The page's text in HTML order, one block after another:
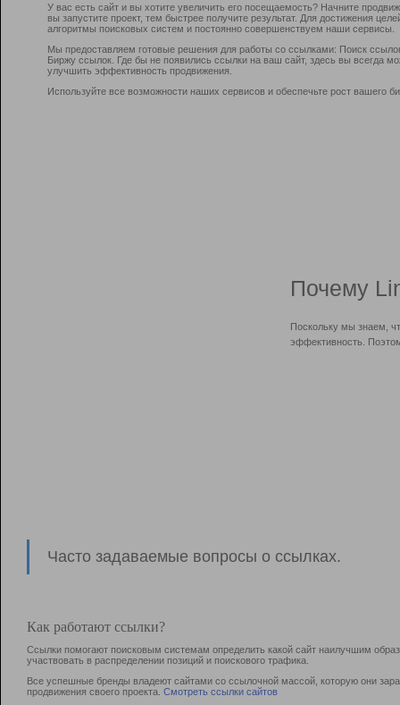
У вас есть сайт и вы хотите увеличить его посещаемость? Начните
вы запустите проект, тем быстрее получите результат. Для достижения
алгоритмы поисковых систем и постоянно совершенствуем наши сервисы.
Мы предоставляем готовые решения для работы со ссылками: Поиск
Биржу ссылок. Где бы не появились ссылки на ваш сайт, здесь вы всегда
улучшить эффективность продвижения.
Используйте все возможности наших сервисов и обеспечьте рост вашего
Почему
Поскольку мы знаем,
эффективность.
Часто задаваемые вопросы о ссылках.
Как работают ссылки?
Ссылки помогают поисковым системам определить какой сайт наилучшим
участвовать в раcпределении позиций и поискового трафика.
Все успешные бренды владеют сайтами со ссылочной массой, которую они
продвижения своего проекта. Смотреть ссылки сайтов